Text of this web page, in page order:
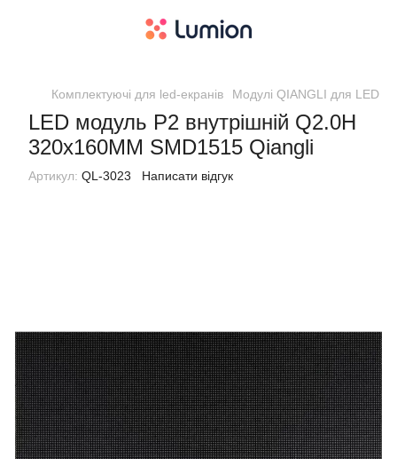
Комплектуючі для led-екранів Модулі QIANGLI для LED
LED модуль P2 внутрішній Q2.0H
320х160ММ SMD1515 Qiangli
Артикул: QL-3023 Написати відгук